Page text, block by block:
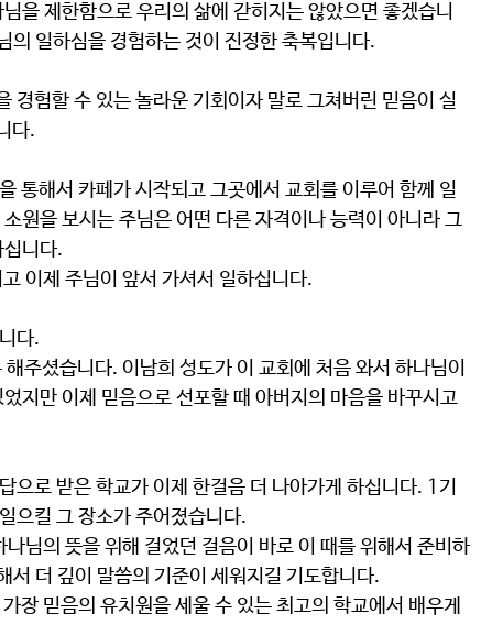
의 일하심을 경험하는 것이 진정한 축복입니다.
다.
원을 보시는 주님은 어떤 다른 자격이나 능력이 아니라 그
니다.
이제 주님이 앞서 가셔서 일하십니다.
다.
지만 이제 믿음으로 선포할 때 아버지의 마음을 바꾸시고
으킬 그 장소가 주어졌습니다.
더 깊이 말씀의 기준이 세워지길 기도합니다.